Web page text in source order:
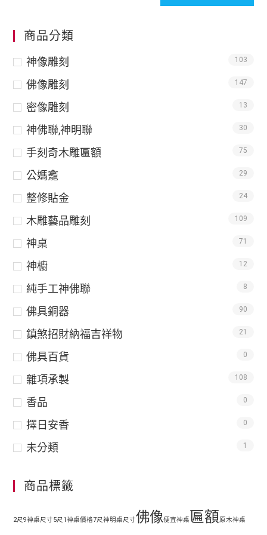
商品分類
神像雕刻 103
佛像雕刻 147
密像雕刻 13
神佛聯,神明聯 30
手刻奇木雕匾額 75
公媽龕 29
整修貼金 24
木雕藝品雕刻 109
神桌 71
神櫥 12
純手工神佛聯 8
佛具銅器 90
鎮煞招財納福吉祥物 21
佛具百貨 0
雜項承製 108
香品 0
擇日安香 0
未分類 1
商品標籤
2尺9神桌尺寸5尺1神桌價格7尺神明桌尺寸佛像便宜神桌匾額原木神桌